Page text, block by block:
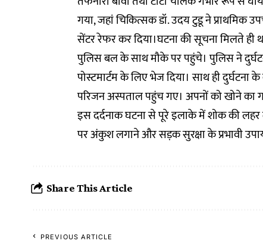
गया, जहां चिकित्सक डॉ. उदय टुडू ने प्राथमिक
सेंटर रेफर कर दिया।घटना की सूचना मिलते ही
पुलिस बल के साथ मौके पर पहुंचे। पुलिस ने
पोस्टमार्टम के लिए भेज दिया। साथ ही
परिजन अस्पताल पहुंच गए। अपनों को खोने का
इस दर्दनाक घटना से पूरे इलाके में शोक की लहर
पर अंकुश लगाने और सड़क सुरक्षा के प्रभावी
Share This Article
PREVIOUS ARTICLE